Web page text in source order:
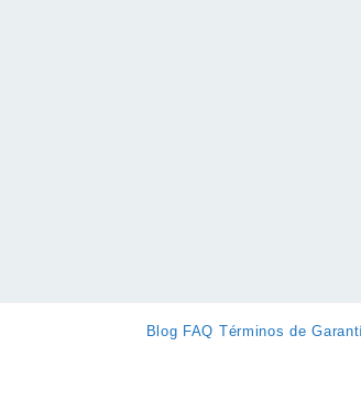
Blog FAQ Términos de